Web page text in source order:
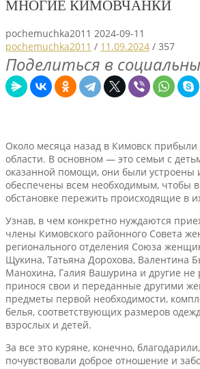
МНОГИЕ КИМОВЧАНКИ
pochemuchka2011 2024-09-11
pochemuchka2011 / 11.09.2024 / 357
Поделиться в
Около месяца назад в Кимовск прибыли
области. В основном — это семьи с
оказанной помощи, они были устроены
обеспечены всем необходимым, чтобы
обстановке пережить происходящие в
Узнав, в чем конкретно нуждаются
члены Кимовского районного Совета
регионального отделения Союза
Щукина, Татьяна Дорохова, Валентина
Манохина, Галия Вашурина и другие не
принося свои и переданные другими
предметы первой необходимости,
белья, соответствующих размеров
взрослых и детей.
За все это куряне, конечно,
почувствовали доброе отношение и